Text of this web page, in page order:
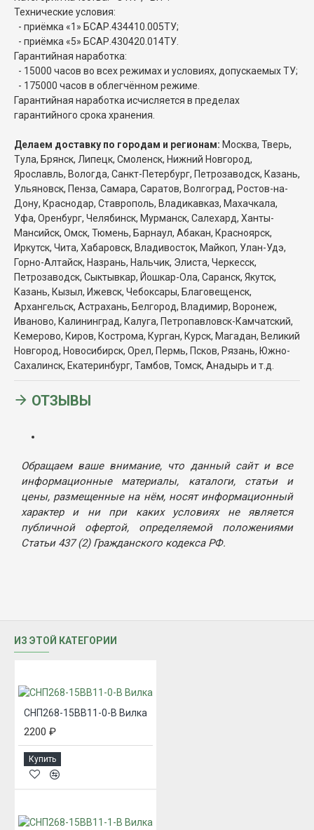
Технические условия:
- приёмка «1» БСАР.434410.005ТУ;
- приёмка «5» БСАР.430420.014ТУ.
Гарантийная наработка:
- 15000 часов во всех режимах и условиях, допускаемых ТУ;
- 175000 часов в облегчённом режиме.
Гарантийная наработка исчисляется в пределах
гарантийного срока хранения.
Делаем доставку по городам и регионам: Москва, Тверь,
Тула, Брянск, Липецк, Смоленск, Нижний Новгород,
Ярославль, Вологда, Санкт-Петербург, Петрозаводск, Казань,
Ульяновск, Пенза, Самара, Саратов, Волгоград, Ростов-на-
Дону, Краснодар, Ставрополь, Владикавказ, Махачкала,
Уфа, Оренбург, Челябинск, Мурманск, Салехард, Ханты-
Мансийск, Омск, Тюмень, Барнаул, Абакан, Красноярск,
Иркутск, Чита, Хабаровск, Владивосток, Майкоп, Улан-Удэ,
Горно-Алтайск, Назрань, Нальчик, Элиста, Черкесск,
Петрозаводск, Сыктывкар, Йошкар-Ола, Саранск, Якутск,
Казань, Кызыл, Ижевск, Чебоксары, Благовещенск,
Архангельск, Астрахань, Белгород, Владимир, Воронеж,
Иваново, Калининград, Калуга, Петропавловск-Камчатский,
Кемерово, Киров, Кострома, Курган, Курск, Магадан, Великий
Новгород, Новосибирск, Орел, Пермь, Псков, Рязань, Южно-
Сахалинск, Екатеринбург, Тамбов, Томск, Анадырь и т.д.
ОТЗЫВЫ
Обращаем ваше внимание, что данный сайт и все
информационные материалы, каталоги, статьи и
цены, размещенные на нём, носят информационный
характер и ни при каких условиях не является
публичной офертой, определяемой положениями
Статьи 437 (2) Гражданского кодекса РФ.
ИЗ ЭТОЙ КАТЕГОРИИ
СНП268-15ВВ11-0-В Вилка
2200 ₽
Купить